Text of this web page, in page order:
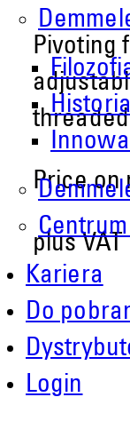
Historia
Kariera
Do
Login
Pivoting
Price on
plus VAT